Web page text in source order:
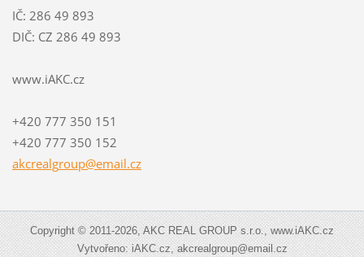
IČ: 286 49 893
DIČ: CZ 286 49 893
www.iAKC.cz
+420 777 350 151
+420 777 350 152
akcrealgroup@email.cz
Copyright © 2011-2026, AKC REAL GROUP s.r.o., www.iAKC.cz
Vytvořeno: iAKC.cz, akcrealgroup@email.cz